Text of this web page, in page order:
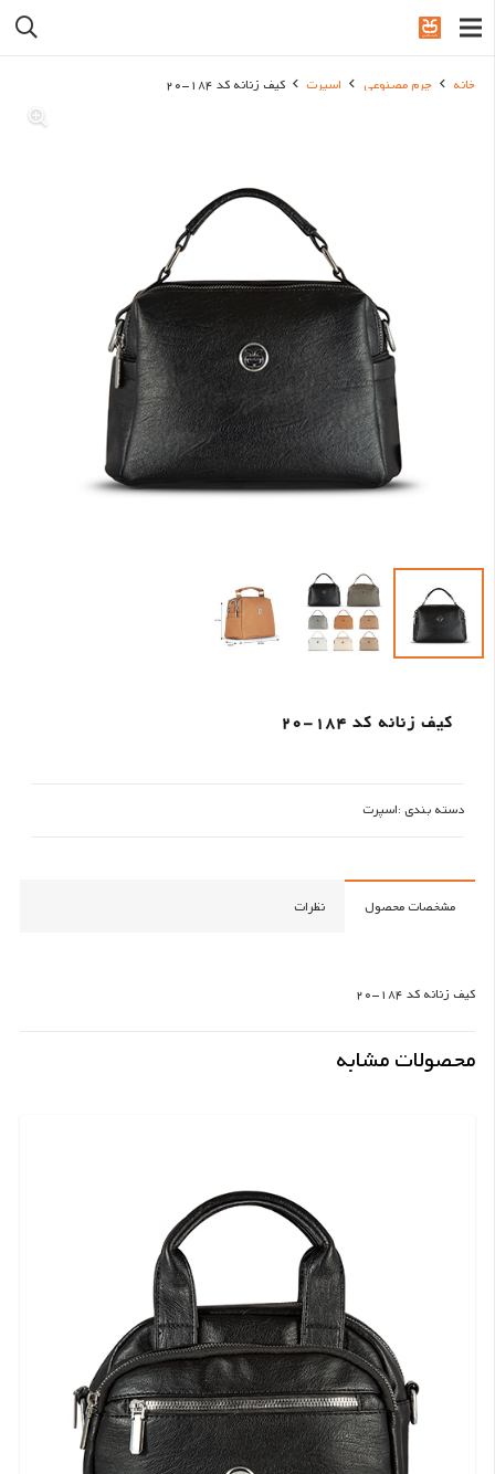
خانه چرم مصنوعی اسپرت کیف زنانه کد 184-20
کیف زنانه کد 184-20
دسته بندی :اسپرت
مشخصات محصول نظرات
کیف زنانه کد 184-20
محصولات مشابه